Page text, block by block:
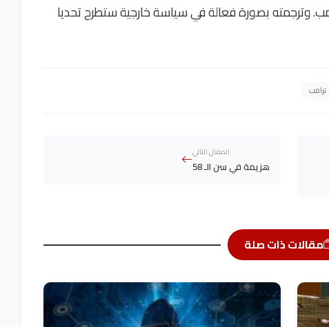
وترجمته بصورة فعالة في سياسة خارجية ستطرح تحديا
ترامب
المقال التالي
هزيمة في سن الـ 58
مقالات ذات صلة